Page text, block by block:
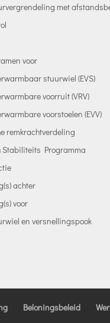
met
voor
stuurwiel (EVS)
voorruit (VRV)
voorstoelen (EVV)
remkrachtverdeling
Stabiliteits Programma
achter
voor
en versnellingspook
Beloningsbeleid